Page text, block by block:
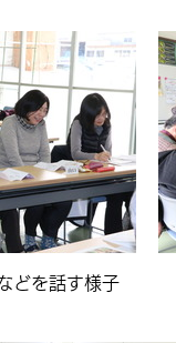
どを話す様子